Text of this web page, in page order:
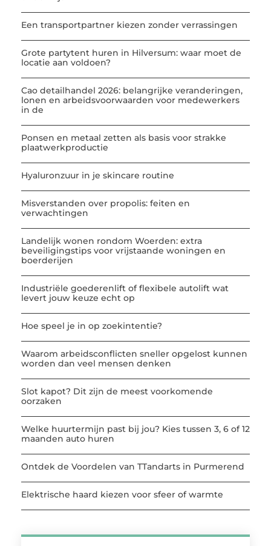
Een transportpartner kiezen zonder verrassingen
Grote partytent huren in Hilversum: waar moet de
locatie aan voldoen?
Cao detailhandel 2026: belangrijke veranderingen,
lonen en arbeidsvoorwaarden voor medewerkers
in de
Ponsen en metaal zetten als basis voor strakke
plaatwerkproductie
Hyaluronzuur in je skincare routine
Misverstanden over propolis: feiten en
verwachtingen
Landelijk wonen rondom Woerden: extra
beveiligingstips voor vrijstaande woningen en
boerderijen
Industriële goederenlift of flexibele autolift wat
levert jouw keuze echt op
Hoe speel je in op zoekintentie?
Waarom arbeidsconflicten sneller opgelost kunnen
worden dan veel mensen denken
Slot kapot? Dit zijn de meest voorkomende
oorzaken
Welke huurtermijn past bij jou? Kies tussen 3, 6 of 12
maanden auto huren
Ontdek de Voordelen van TTandarts in Purmerend
Elektrische haard kiezen voor sfeer of warmte